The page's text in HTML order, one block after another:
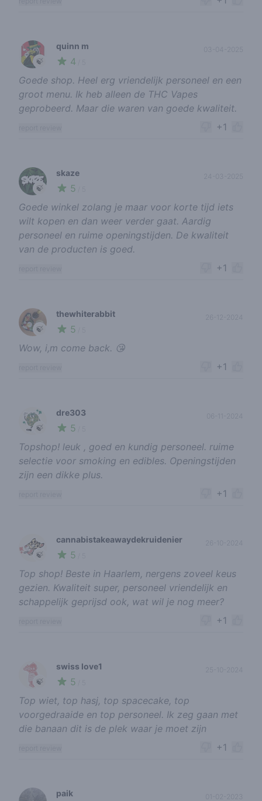
🍃
quinn m
4
03-04-2025
Goede shop. Heel erg vriendelijk personeel en een
groot menu. Ik heb alleen de THC Vapes
geprobeerd. Maar die waren van goede kwaliteit.
+1
🍃
skaze
5
24-03-2025
Goede winkel zolang je maar voor korte tijd iets
wilt kopen en dan weer verder gaat. Aardig
personeel en ruime openingstijden. De kwaliteit
van de producten is goed.
+1
🍃
thewhiterabbit
5
Wow, i,m come back. 😘
+1
🍃
dre303
5
Topshop! leuk , goed en kundig personeel. ruime
selectie voor smoking en edibles. Openingstijden
zijn een dikke plus.
+1
🍃
cannabistakeawaydekruidenier
5
Top shop! Beste in Haarlem, nergens zoveel keus
gezien. Kwaliteit super, personeel vriendelijk en
schappelijk geprijsd ook, wat wil je nog meer?
+1
🍃
swiss love1
5
Top wiet, top hasj, top spacecake, top
voorgedraaide en top personeel. Ik zeg gaan met
die banaan dit is de plek waar je moet zijn
+1
paik 01-02-2023